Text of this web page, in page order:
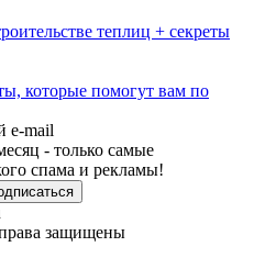
теплиц + секреты
которые помогут вам по
e-mail
- только самые
спама и рекламы!
защищены